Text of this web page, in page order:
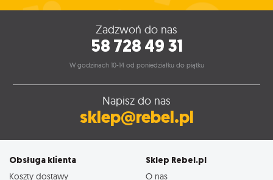
Zadzwoń do nas
58 728 49 31
W godzinach 10-14 od poniedziałku do piątku
Napisz do nas
sklep@rebel.pl
Obsługa klienta
Koszty dostawy
Sklep Rebel.pl
O nas